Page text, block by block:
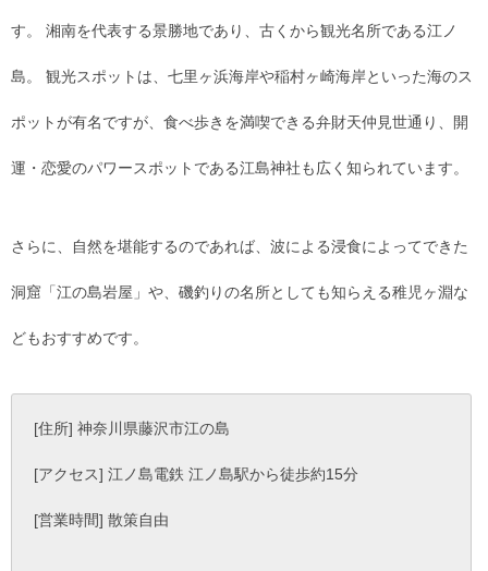
す。 湘南を代表する景勝地であり、古くから観光名所である江ノ
島。 観光スポットは、七里ヶ浜海岸や稲村ヶ崎海岸といった海のス
ポットが有名ですが、食べ歩きを満喫できる弁財天仲見世通り、開
運・恋愛のパワースポットである江島神社も広く知られています。
さらに、自然を堪能するのであれば、波による浸食によってできた
洞窟「江の島岩屋」や、磯釣りの名所としても知らえる稚児ヶ淵な
どもおすすめです。
[住所] 神奈川県藤沢市江の島
[アクセス] 江ノ島電鉄 江ノ島駅から徒歩約15分
[営業時間] 散策自由